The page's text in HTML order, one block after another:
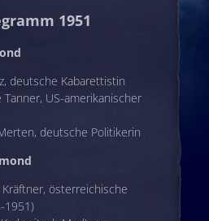
1951
deutsche Kabarettistin
US-amerikanischer
deutsche Politikerin
österreichische
1951)